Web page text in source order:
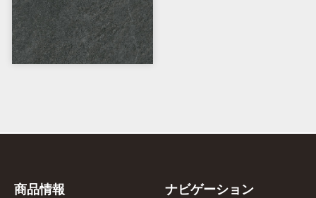
商品情報 ナビゲーション